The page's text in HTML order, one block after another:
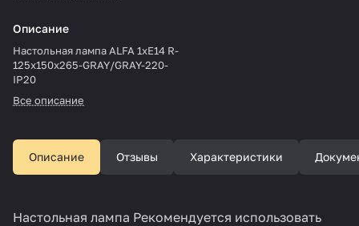
Описание
Настольная лампа ALFA 1xE14 R-
125x150x265-GRAY/GRAY-220-
IP20
Все описание
Описание Отзывы Характеристики
Настольная лампа Рекомендуется использовать